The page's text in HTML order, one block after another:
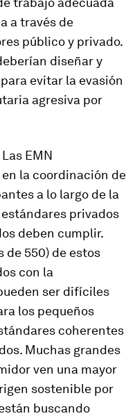
a través de
público y privado.
diseñar y
evitar la evasión
agresiva por
Las EMN
la coordinación de
a lo largo de la
privados
deben cumplir.
de 550) de estos
con la
ser difíciles
los pequeños
coherentes
Muchas grandes
ven una mayor
sostenible por
buscando